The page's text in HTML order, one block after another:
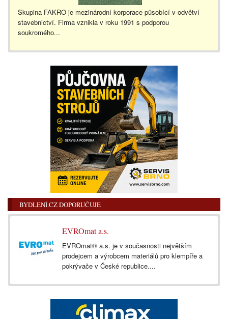
Skupina FAKRO je mezinárodní korporace působící v odvětví
stavebnictví. Firma vznikla v roku 1991 s podporou
soukromého...
BYDLENÍ.CZ DOPORUČUJE
EVROmat a.s.
EVROmat® a.s. je v současnosti největším
prodejcem a výrobcem materiálů pro klempíře a
pokrývače v České republice....